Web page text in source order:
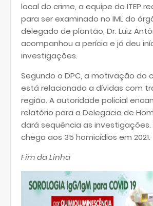
local do crime, a equipe do ITEP
para ser examinado no IML do
delegado de plantão, Dr. Luiz
acompanhou a perícia e já deu
investigações.
Segundo o DPC, a motivação do
está relacionada a dívidas com
região. A autoridade policial
relatório para a Delegacia de
dará sequência as investigações.
chega aos 35 homicídios em 2021.
Fim da Linha